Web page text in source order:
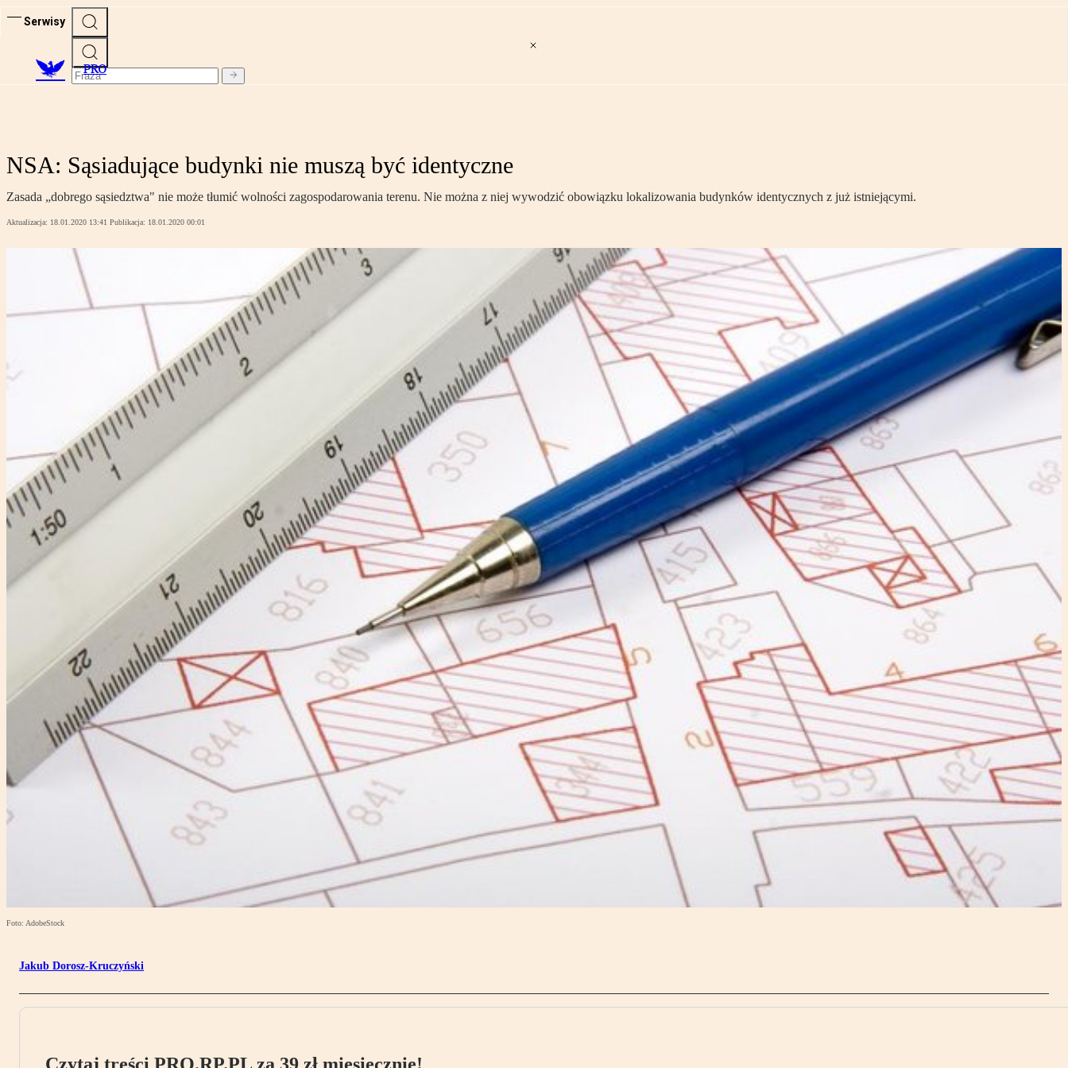
Serwisy
PRO
NSA: Sąsiadujące budynki nie muszą być identyczne
Zasada „dobrego sąsiedztwa" nie może tłumić wolności zagospodarowania terenu. Nie można z niej wywodzić obowiązku lokalizowania budynków identycznych z już istniejącymi.
Aktualizacja: 18.01.2020 13:41 Publikacja: 18.01.2020 00:01
Foto: AdobeStock
Jakub Dorosz-Kruczyński